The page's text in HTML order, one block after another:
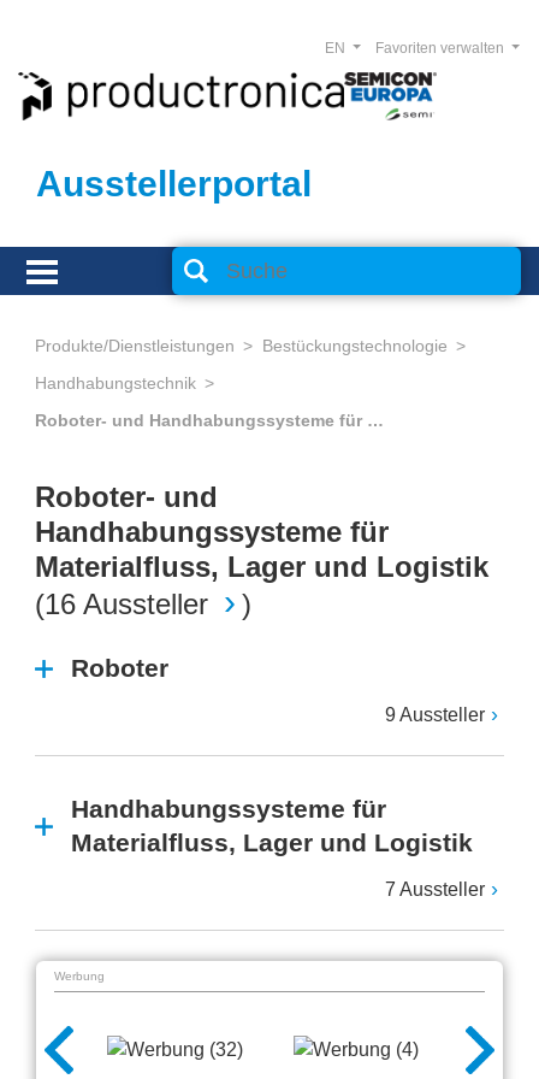
Ausstellerportal
Favoriten verwalten
EN
Produkte/Dienstleistungen
Bestückungstechnologie
Handhabungstechnik
Roboter- und Handhabungssysteme für Materialfluss, Lager und Logistik
Roboter- und
Handhabungssysteme für
Materialfluss, Lager und Logistik
(16 Aussteller )
Roboter
9 Aussteller
Handhabungssysteme für
Materialfluss, Lager und Logistik
7 Aussteller
Werbung